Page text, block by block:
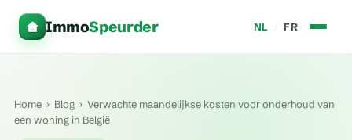
ImmoSpeurder NL FR
Home › Blog › Verwachte maandelijkse kosten voor onderhoud van
een woning in België